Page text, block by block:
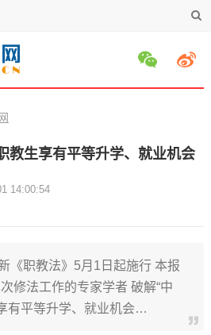
教生享有平等升学、就业机会
14:00:54
《职教法》5月1日起施行 本报
修法工作的专家学者 破解“中
有平等升学、就业机会…